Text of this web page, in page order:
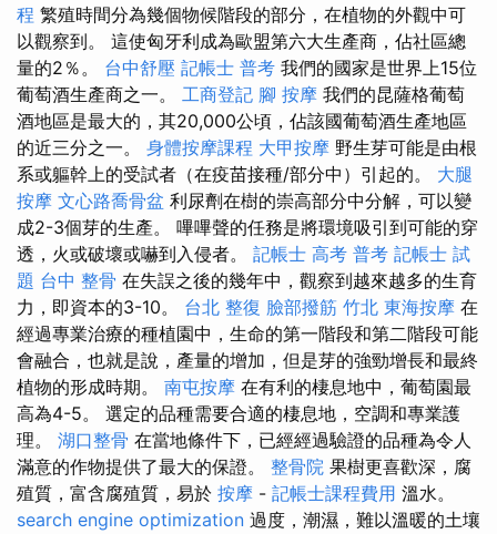
程 繁殖時間分為幾個物候階段的部分，在植物的外觀中可
以觀察到。 這使匈牙利成為歐盟第六大生產商，佔社區總
量的2％。 台中舒壓 記帳士 普考 我們的國家是世界上15位
葡萄酒生產商之一。 工商登記 腳 按摩 我們的昆薩格葡萄
酒地區是最大的，其20,000公頃，佔該國葡萄酒生產地區
的近三分之一。 身體按摩課程 大甲按摩 野生芽可能是由根
系或軀幹上的受試者（在疫苗接種/部分中）引起的。 大腿
按摩 文心路喬骨盆 利尿劑在樹的崇高部分中分解，可以變
成2-3個芽的生產。 嗶嗶聲的任務是將環境吸引到可能的穿
透，火或破壞或嚇到入侵者。 記帳士 高考 普考 記帳士 試
題 台中 整骨 在失誤之後的幾年中，觀察到越來越多的生育
力，即資本的3-10。 台北 整復 臉部撥筋 竹北 東海按摩 在
經過專業治療的種植園中，生命的第一階段和第二階段可能
會融合，也就是說，產量的增加，但是芽的強勁增長和最終
植物的形成時期。 南屯按摩 在有利的棲息地中，葡萄園最
高為4-5。 選定的品種需要合適的棲息地，空調和專業護
理。 湖口整骨 在當地條件下，已經經過驗證的品種為令人
滿意的作物提供了最大的保證。 整骨院 果樹更喜歡深，腐
殖質，富含腐殖質，易於 按摩 - 記帳士課程費用 溫水。
search engine optimization 過度，潮濕，難以溫暖的土壤